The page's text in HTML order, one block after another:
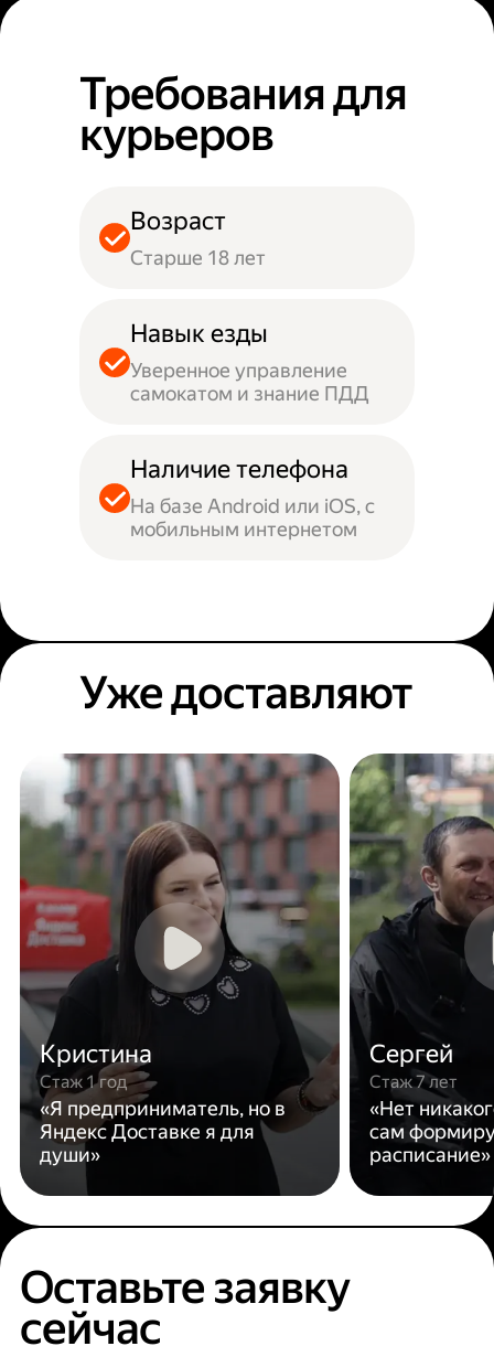
Требования для
курьеров
Возраст
Старше 18 лет
Навык езды
Уверенное управление
самокатом и знание ПДД
Наличие телефона
На базе Android или iOS, с
мобильным интернетом
Уже доставляют
Кристина
Стаж 1 год
«Я предприниматель, но в
Яндекс Доставке я для
души»
Сергей
Стаж 7 лет
«Нет
сам
расписание»
Оставьте заявку
сейчас